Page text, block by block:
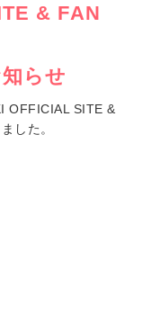
& FAN
らせ
OFFICIAL SITE &
した。